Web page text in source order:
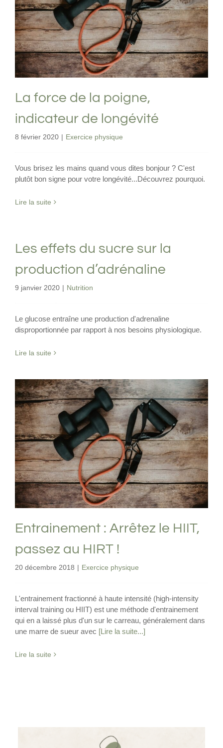
La force de la poigne, indicateur de
longévité
Exercice physique
La force de la poigne,
indicateur de longévité
8 février 2020 | Exercice physique
Vous brisez les mains quand vous dites bonjour ? C'est
plutôt bon signe pour votre longévité...Découvrez pourquoi.
Lire la suite
Les effets du sucre sur la
production d’adrénaline
9 janvier 2020 | Nutrition
Le glucose entraîne une production d'adrenaline
disproportionnée par rapport à nos besoins physiologique.
Lire la suite
Entrainement : Arrêtez le HIIT, passez au
HIRT !
Exercice physique
Entrainement : Arrêtez le HIIT,
passez au HIRT !
20 décembre 2018 | Exercice physique
L'entrainement fractionné à haute intensité (high-intensity
interval training ou HIIT) est une méthode d'entrainement
qui en a laissé plus d'un sur le carreau, généralement dans
une marre de sueur avec [Lire la suite...]
Lire la suite